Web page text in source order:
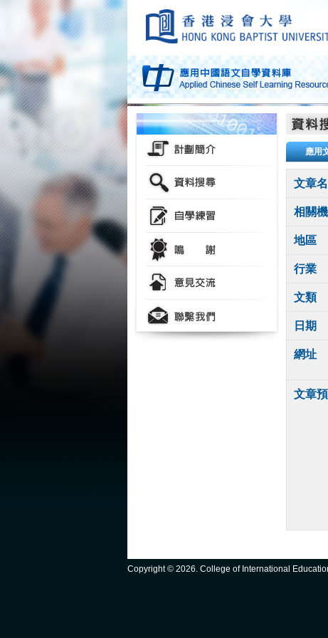
應用
文章
相關
地區
行業
文類
日期
網址
文章
Copyright © 2026. College of International